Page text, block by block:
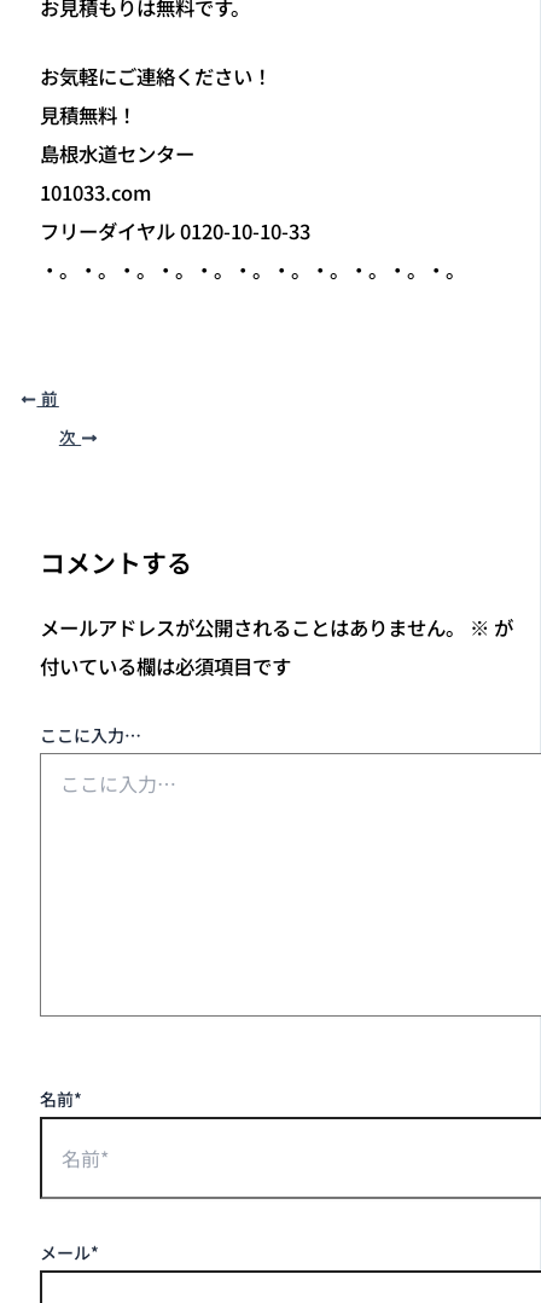
お見積もりは無料です。
お気軽にご連絡ください！
見積無料！
島根水道センター
101033.com
フリーダイヤル 0120-10-10-33
・。・。・。・。・。・。・。・。・。・。・。
前
次
コメントする
メールアドレスが公開されることはありません。 ※ が
付いている欄は必須項目です
ここに入力…
名前*
メール*